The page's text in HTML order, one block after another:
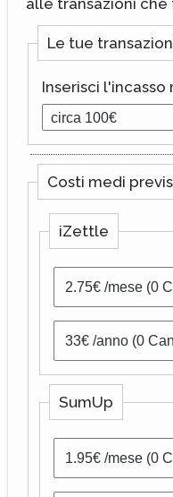
alle transazioni
Le tue
Inserisci
Costi medi
iZettle
SumUp